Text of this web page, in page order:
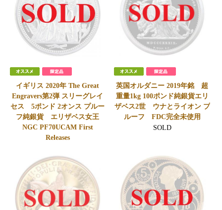
イギリス 2020年 The Great
Engravers第2弾 スリーグレイ
セス 5ポンド 2オンス プルー
フ純銀貨 エリザベス女王
NGC PF70UCAM First
Releases
英国オルダニー 2019年銘 超
重量1kg 100ポンド純銀貨エリ
ザベス2世 ウナとライオン プ
ルーフ FDC完全未使用
SOLD